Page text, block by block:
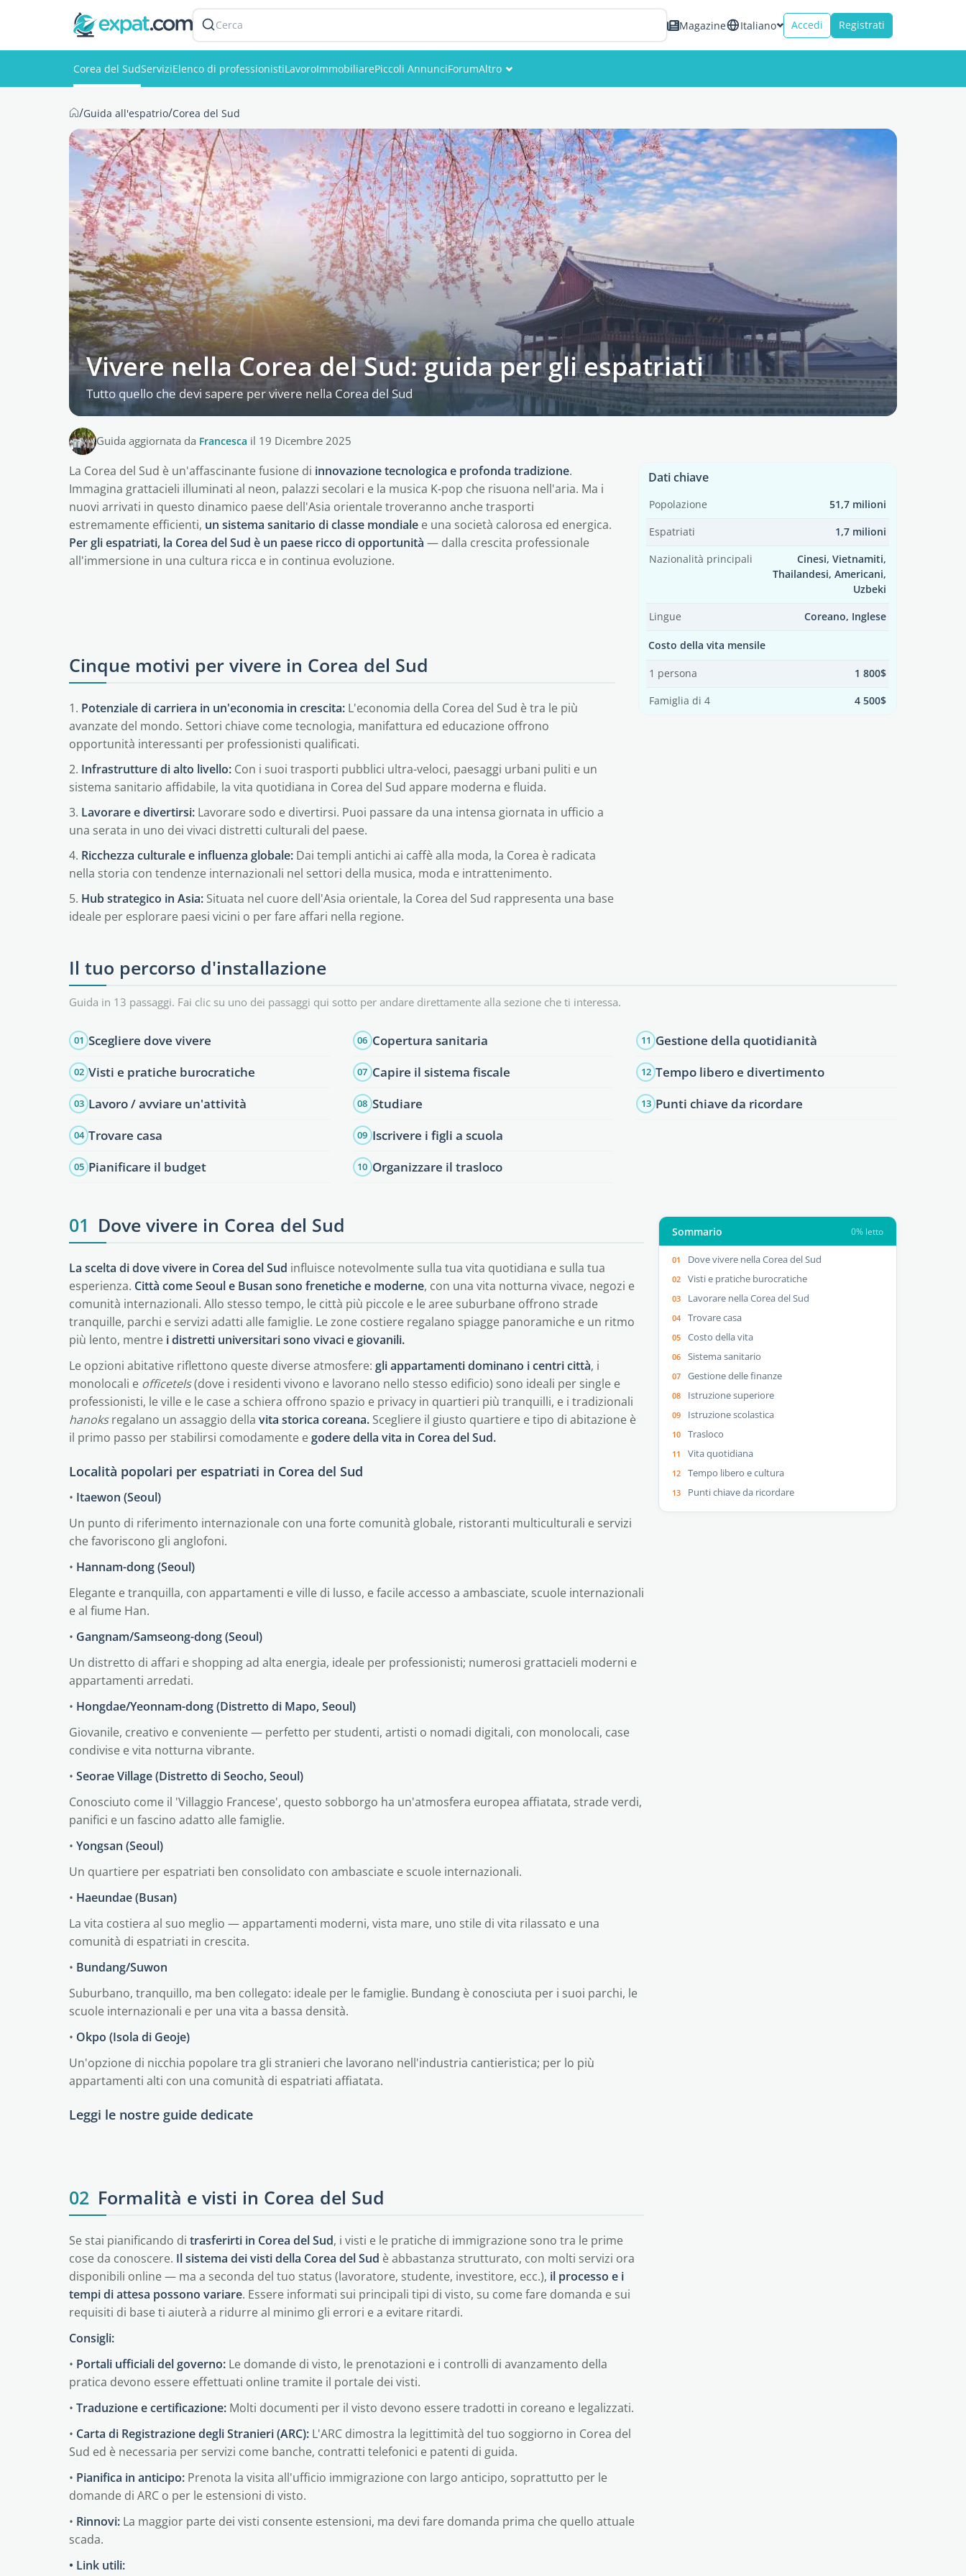
Cerca Magazine Italiano Accedi Registrati
Corea del SudServiziElenco di professionistiLavoroImmobiliarePiccoli AnnunciForumAltro
Utenti
Foto
/Guida all'espatrio/Corea del Sud
Vivere nella Corea del Sud: guida per gli espatriati
Tutto quello che devi sapere per vivere nella Corea del Sud
Guida aggiornata da Francesca il 19 Dicembre 2025
La Corea del Sud è un'affascinante fusione di innovazione tecnologica e profonda tradizione.
Immagina grattacieli illuminati al neon, palazzi secolari e la musica K-pop che risuona nell'aria. Ma i
nuovi arrivati in questo dinamico paese dell'Asia orientale troveranno anche trasporti
estremamente efficienti, un sistema sanitario di classe mondiale e una società calorosa ed energica.
Per gli espatriati, la Corea del Sud è un paese ricco di opportunità — dalla crescita professionale
all'immersione in una cultura ricca e in continua evoluzione.
Cinque motivi per vivere in Corea del Sud
1. Potenziale di carriera in un'economia in crescita: L'economia della Corea del Sud è tra le più
avanzate del mondo. Settori chiave come tecnologia, manifattura ed educazione offrono
opportunità interessanti per professionisti qualificati.
2. Infrastrutture di alto livello: Con i suoi trasporti pubblici ultra-veloci, paesaggi urbani puliti e un
sistema sanitario affidabile, la vita quotidiana in Corea del Sud appare moderna e fluida.
3. Lavorare e divertirsi: Lavorare sodo e divertirsi. Puoi passare da una intensa giornata in ufficio a
una serata in uno dei vivaci distretti culturali del paese.
4. Ricchezza culturale e influenza globale: Dai templi antichi ai caffè alla moda, la Corea è radicata
nella storia con tendenze internazionali nel settori della musica, moda e intrattenimento.
5. Hub strategico in Asia: Situata nel cuore dell'Asia orientale, la Corea del Sud rappresenta una base
ideale per esplorare paesi vicini o per fare affari nella regione.
Dati chiave
Popolazione 51,7 milioni
Espatriati 1,7 milioni
Nazionalità principali
Cinesi, Vietnamiti,
Thailandesi, Americani,
Uzbeki
Lingue Coreano, Inglese
Costo della vita mensile
1 persona 1 800$
Famiglia di 4 4 500$
Il tuo percorso d'installazione
Guida in 13 passaggi. Fai clic su uno dei passaggi qui sotto per andare direttamente alla sezione che ti interessa.
01 Scegliere dove vivere
02 Visti e pratiche burocratiche
03 Lavoro / avviare un'attività
04 Trovare casa
05 Pianificare il budget
06 Copertura sanitaria
07 Capire il sistema fiscale
08 Studiare
09 Iscrivere i figli a scuola
10 Organizzare il trasloco
11 Gestione della quotidianità
12 Tempo libero e divertimento
13 Punti chiave da ricordare
01 Dove vivere in Corea del Sud
La scelta di dove vivere in Corea del Sud influisce notevolmente sulla tua vita quotidiana e sulla tua
esperienza. Città come Seoul e Busan sono frenetiche e moderne, con una vita notturna vivace, negozi e
comunità internazionali. Allo stesso tempo, le città più piccole e le aree suburbane offrono strade
tranquille, parchi e servizi adatti alle famiglie. Le zone costiere regalano spiagge panoramiche e un ritmo
più lento, mentre i distretti universitari sono vivaci e giovanili.
Le opzioni abitative riflettono queste diverse atmosfere: gli appartamenti dominano i centri città, i
monolocali e officetels(dove i residenti vivono e lavorano nello stesso edificio) sono ideali per single e
professionisti, le ville e le case a schiera offrono spazio e privacy in quartieri più tranquilli, e i tradizionali
hanoksregalano un assaggio della vita storica coreana. Scegliere il giusto quartiere e tipo di abitazione è
il primo passo per stabilirsi comodamente egodere della vita in Corea del Sud.
Località popolari per espatriati in Corea del Sud
• Itaewon (Seoul)
Un punto di riferimento internazionale con una forte comunità globale, ristoranti multiculturali e servizi
che favoriscono gli anglofoni.
• Hannam-dong (Seoul)
Elegante e tranquilla, con appartamenti e ville di lusso, e facile accesso a ambasciate, scuole internazionali
e al fiume Han.
• Gangnam/Samseong-dong (Seoul)
Un distretto di affari e shopping ad alta energia, ideale per professionisti; numerosi grattacieli moderni e
appartamenti arredati.
• Hongdae/Yeonnam-dong (Distretto di Mapo, Seoul)
Giovanile, creativo e conveniente — perfetto per studenti, artisti o nomadi digitali, con monolocali, case
condivise e vita notturna vibrante.
• Seorae Village (Distretto di Seocho, Seoul)
Conosciuto come il 'Villaggio Francese', questo sobborgo ha un'atmosfera europea affiatata, strade verdi,
panifici e un fascino adatto alle famiglie.
• Yongsan (Seoul)
Un quartiere per espatriati ben consolidato con ambasciate e scuole internazionali.
• Haeundae (Busan)
La vita costiera al suo meglio — appartamenti moderni, vista mare, uno stile di vita rilassato e una
comunità di espatriati in crescita.
• Bundang/Suwon
Suburbano, tranquillo, ma ben collegato: ideale per le famiglie. Bundang è conosciuta per i suoi parchi, le
scuole internazionali e per una vita a bassa densità.
• Okpo (Isola di Geoje)
Un'opzione di nicchia popolare tra gli stranieri che lavorano nell'industria cantieristica; per lo più
appartamenti alti con una comunità di espatriati affiatata.
Leggi le nostre guide dedicate
Busan
02 Formalità e visti in Corea del Sud
Se stai pianificando di trasferirti in Corea del Sud, i visti e le pratiche di immigrazione sono tra le prime
cose da conoscere. Il sistema dei visti della Corea del Sud è abbastanza strutturato, con molti servizi ora
disponibili online — ma a seconda del tuo status (lavoratore, studente, investitore, ecc.), il processo e i
tempi di attesa possono variare. Essere informati sui principali tipi di visto, su come fare domanda e sui
requisiti di base ti aiuterà a ridurre al minimo gli errori e a evitare ritardi.
Consigli:
• Portali ufficiali del governo: Le domande di visto, le prenotazioni e i controlli di avanzamento della
pratica devono essere effettuati online tramite il portale dei visti.
• Traduzione e certificazione: Molti documenti per il visto devono essere tradotti in coreano e legalizzati.
• Carta di Registrazione degli Stranieri (ARC): L'ARC dimostra la legittimità del tuo soggiorno in Corea del
Sud ed è necessaria per servizi come banche, contratti telefonici e patenti di guida.
• Pianifica in anticipo: Prenota la visita all'ufficio immigrazione con largo anticipo, soprattutto per le
domande di ARC o per le estensioni di visto.
• Rinnovi: La maggior parte dei visti consente estensioni, ma devi fare domanda prima che quello attuale
scada.
• Link utili:
Sommario 0% letto
Dove vivere nella Corea del Sud
Visti e pratiche burocratiche
Lavorare nella Corea del Sud
Trovare casa
Costo della vita
Sistema sanitario
Gestione delle finanze
Istruzione superiore
Istruzione scolastica
Trasloco
Vita quotidiana
Tempo libero e cultura
Punti chiave da ricordare